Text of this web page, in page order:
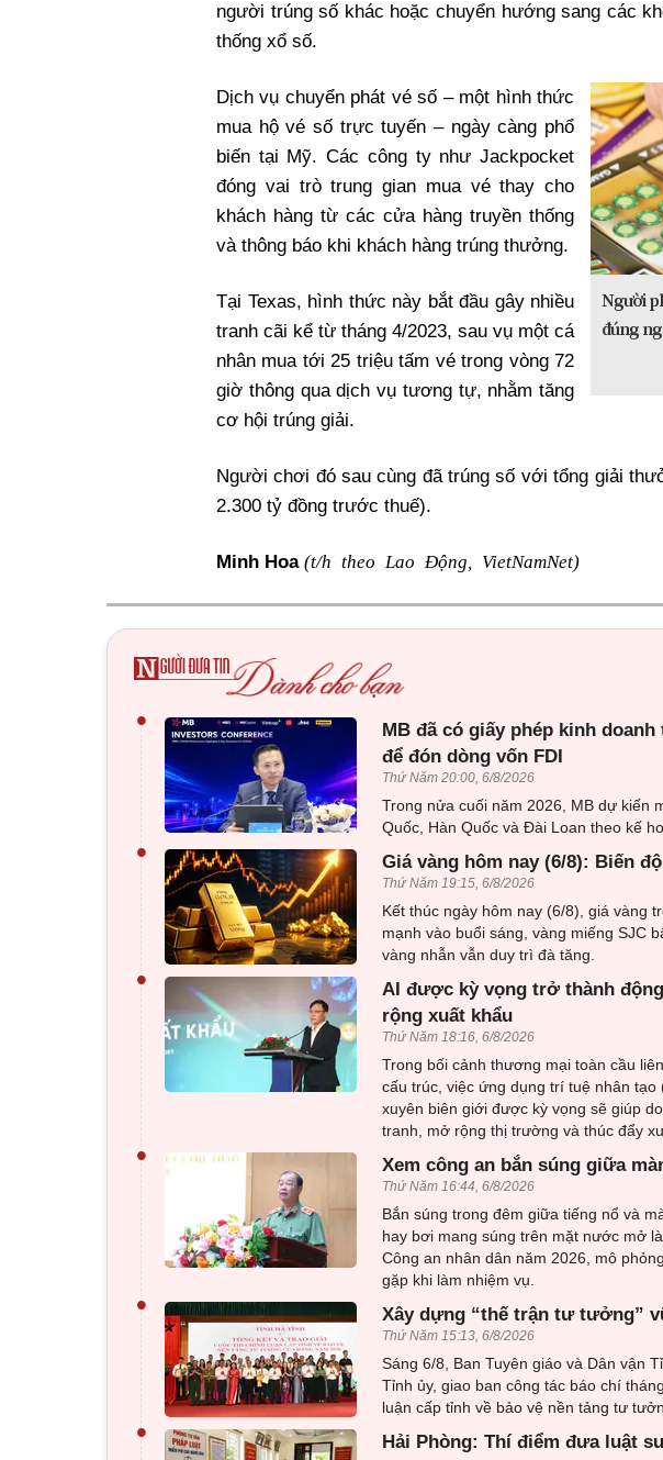
người trúng số khác hoặc chuyển hướng sang các
thống xổ số.
Người
đúng
Dịch vụ chuyển phát vé số – một hình thức
mua hộ vé số trực tuyến – ngày càng phổ
biến tại Mỹ. Các công ty như Jackpocket
đóng vai trò trung gian mua vé thay cho
khách hàng từ các cửa hàng truyền thống
và thông báo khi khách hàng trúng thưởng.
Tại Texas, hình thức này bắt đầu gây nhiều
tranh cãi kể từ tháng 4/2023, sau vụ một cá
nhân mua tới 25 triệu tấm vé trong vòng 72
giờ thông qua dịch vụ tương tự, nhằm tăng
cơ hội trúng giải.
Người chơi đó sau cùng đã trúng số với tổng giải
2.300 tỷ đồng trước thuế).
Minh Hoa (t/h theo Lao Động, VietNamNet)
•
MB đã có giấy phép kinh
để đón dòng vốn FDI
Thứ Năm 20:00, 6/8/2026
Trong nửa cuối năm 2026, MB dự kiến
Quốc, Hàn Quốc và Đài Loan theo kế
• Giá vàng hôm nay (6/8): Biến
Thứ Năm 19:15, 6/8/2026
Kết thúc ngày hôm nay (6/8), giá vàng
mạnh vào buổi sáng, vàng miếng SJC
vàng nhẫn vẫn duy trì đà tăng.
•
AI được kỳ vọng trở thành
rộng xuất khẩu
Thứ Năm 18:16, 6/8/2026
Trong bối cảnh thương mại toàn cầu
cấu trúc, việc ứng dụng trí tuệ nhân
xuyên biên giới được kỳ vọng sẽ giúp
tranh, mở rộng thị trường và thúc đẩy
• Xem công an bắn súng giữa
Thứ Năm 16:44, 6/8/2026
Bắn súng trong đêm giữa tiếng nổ và
hay bơi mang súng trên mặt nước mở
Công an nhân dân năm 2026, mô
gặp khi làm nhiệm vụ.
• Xây dựng “thế trận tư tưởng”
Thứ Năm 15:13, 6/8/2026
Sáng 6/8, Ban Tuyên giáo và Dân vận
Tỉnh ủy, giao ban công tác báo chí
luận cấp tỉnh về bảo vệ nền tảng tư
•
Hải Phòng: Thí điểm đưa luật